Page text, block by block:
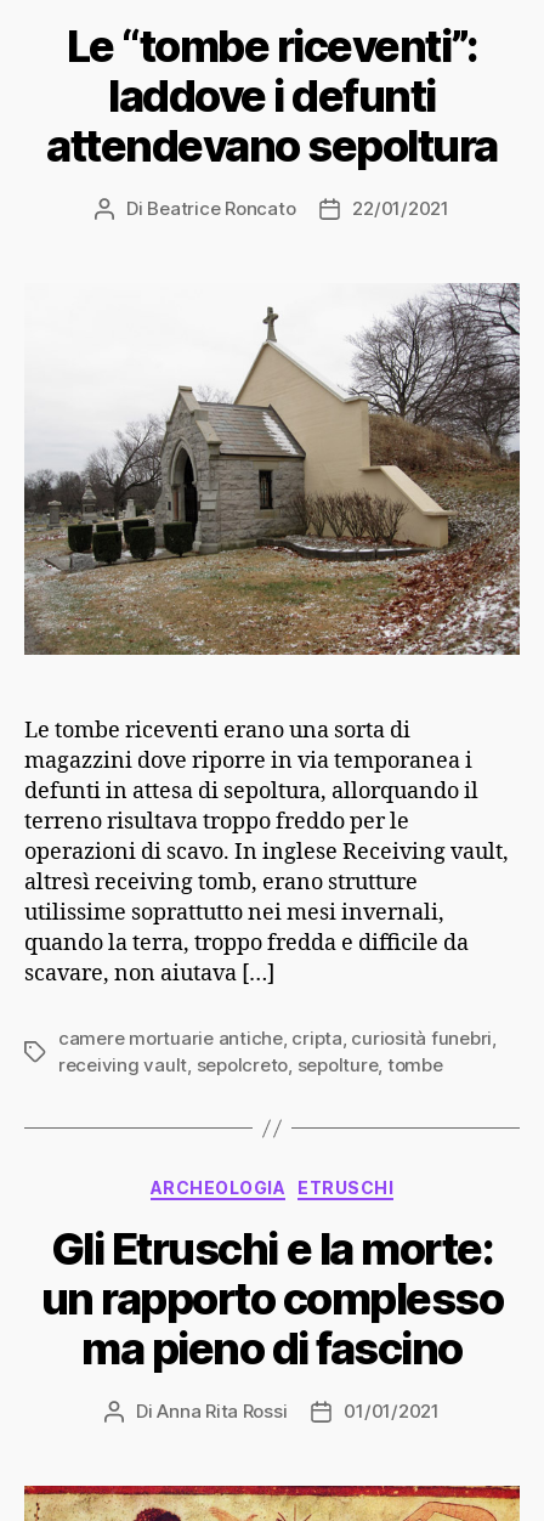
Le “tombe riceventi”:
laddove i defunti
attendevano sepoltura
Autore
Di Beatrice Roncato
Data22/01/2021
Le tombe riceventi erano una sorta di
magazzini dove riporre in via temporanea i
defunti in attesa di sepoltura, allorquando il
terreno risultava troppo freddo per le
operazioni di scavo. In inglese Receiving vault,
altresì receiving tomb, erano strutture
utilissime soprattutto nei mesi invernali,
quando la terra, troppo fredda e difficile da
scavare, non aiutava […]
Tag
camere mortuarie antiche, cripta, curiosità funebri,
receiving vault, sepolcreto, sepolture, tombe
Categorie
ARCHEOLOGIA ETRUSCHI
Gli Etruschi e la morte:
un rapporto complesso
ma pieno di fascino
Autore
DiAnna Rita Rossi
Data01/01/2021